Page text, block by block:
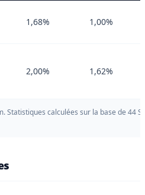
1,68% 1,00%
2,00% 1,62%
Statistiques calculées sur la base de 44